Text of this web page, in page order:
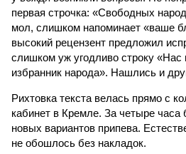
первая строчка: «Свободных
мол, слишком напоминает «ваше
высокий рецензент предложил
слишком уж угодливо строку
избранник народа». Нашлись и
Рихтовка текста велась прямо с
кабинет в Кремле. За четыре
новых вариантов припева.
не обошлось без накладок.